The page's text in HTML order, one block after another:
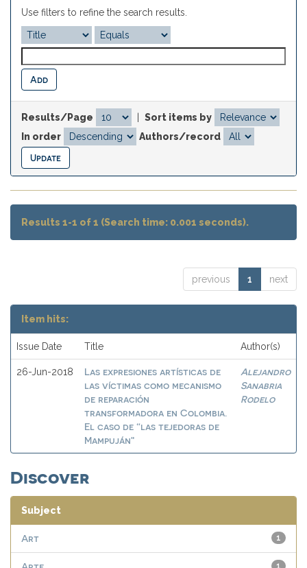
Use filters to refine the search results.
Results/Page
Sort items by
In order
Authors/record
Results 1-1 of 1 (Search time: 0.001 seconds).
previous 1 next
Item hits:
Issue Date Title Author(s)
26-Jun-2018
Las expresiones artísticas de
las víctimas como mecanismo
de reparación
transformadora en Colombia.
El caso de “las tejedoras de
Mampuján"
Alejandro
Sanabria
Rodelo
Discover
Subject
1
Art
1